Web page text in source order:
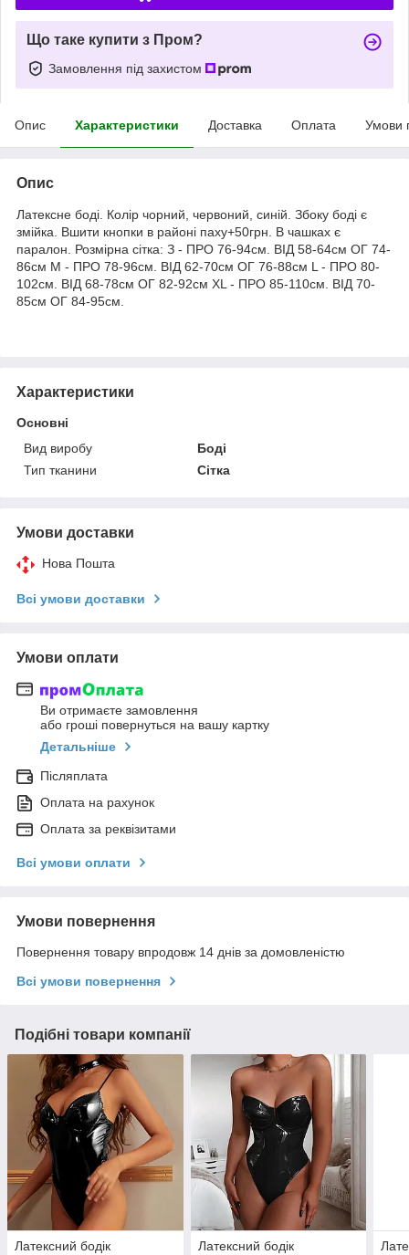
Що таке купити з Пром?
Замовлення під захистом
Опис Характеристики Доставка Оплата Умови
Опис
Латексне боді. Колір чорний, червоний, синій. Збоку боді є
змійка. Вшити кнопки в районі паху+50грн. В чашках є
паралон. Розмірна сітка: З - ПРО 76-94см. ВІД 58-64см ОГ 74-
86см М - ПРО 78-96см. ВІД 62-70см ОГ 76-88см L - ПРО 80-
102см. ВІД 68-78см ОГ 82-92см XL - ПРО 85-110см. ВІД 70-
85см ОГ 84-95см.
Характеристики
Основні
Вид виробу
Боді
Тип тканини
Сітка
Умови доставки
Нова Пошта
Всі умови доставки
Умови оплати
Ви отримаєте замовлення
або гроші повернуться на вашу картку
Детальніше
Післяплата
Оплата на рахунок
Оплата за реквізитами
Всі умови оплати
Умови повернення
Повернення товару впродовж 14 днів за домовленістю
Всі умови повернення
Подібні товари компанії
Латексний бодік Латексний бодік